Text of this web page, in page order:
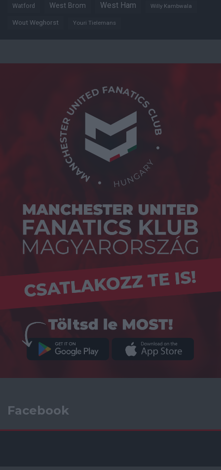
Watford West Brom West Ham Willy Kambwala
Wout Weghorst Youri Tielemans
Facebook